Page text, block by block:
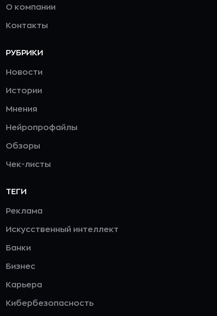
О компании
Контакты
РУБРИКИ
Новости
Истории
Мнения
Нейропрофайлы
Обзоры
Чек-листы
ТЕГИ
Реклама
Искусственный интеллект
Банки
Бизнес
Карьера
Кибербезопасность